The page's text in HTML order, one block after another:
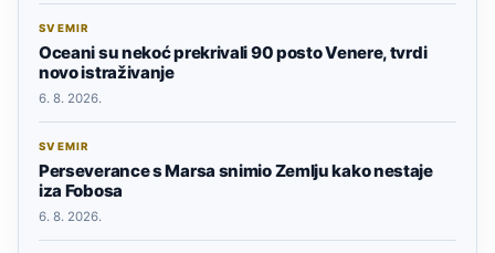
SVEMIR
Oceani su nekoć prekrivali 90 posto Venere, tvrdi
novo istraživanje
6. 8. 2026.
SVEMIR
Perseverance s Marsa snimio Zemlju kako nestaje
iza Fobosa
6. 8. 2026.